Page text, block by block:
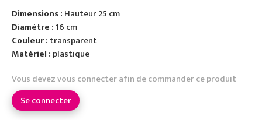
Dimensions : Hauteur 25 cm
Diamètre : 16 cm
Couleur : transparent
Matériel : plastique
Vous devez vous connecter afin de commander ce produit
Se connecter